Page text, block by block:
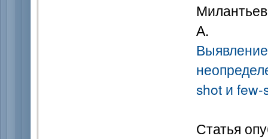
А.
shot и few-
Статья